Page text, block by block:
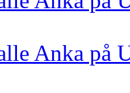
Anka på